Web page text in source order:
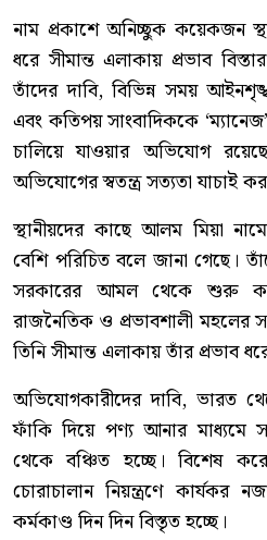
নাম প্রকাশে অনিচ্ছুক কয়েকজন
ধরে সীমান্ত এলাকায় প্রভাব
তাঁদের দাবি, বিভিন্ন সময়
এবং কতিপয় সাংবাদিককে
চালিয়ে যাওয়ার অভিযোগ
অভিযোগের স্বতন্ত্র সত্যতা যাচাই
স্থানীয়দের কাছে আলম মিয়া
বেশি পরিচিত বলে জানা গেছে।
সরকারের আমল থেকে শুরু
রাজনৈতিক ও প্রভাবশালী মহলের
তিনি সীমান্ত এলাকায় তাঁর প্রভাব
অভিযোগকারীদের দাবি, ভারত
ফাঁকি দিয়ে পণ্য আনার মাধ্যমে
থেকে বঞ্চিত হচ্ছে। বিশেষ করে
চোরাচালান নিয়ন্ত্রণে কার্যকর
কর্মকাণ্ড দিন দিন বিস্তৃত হচ্ছে।